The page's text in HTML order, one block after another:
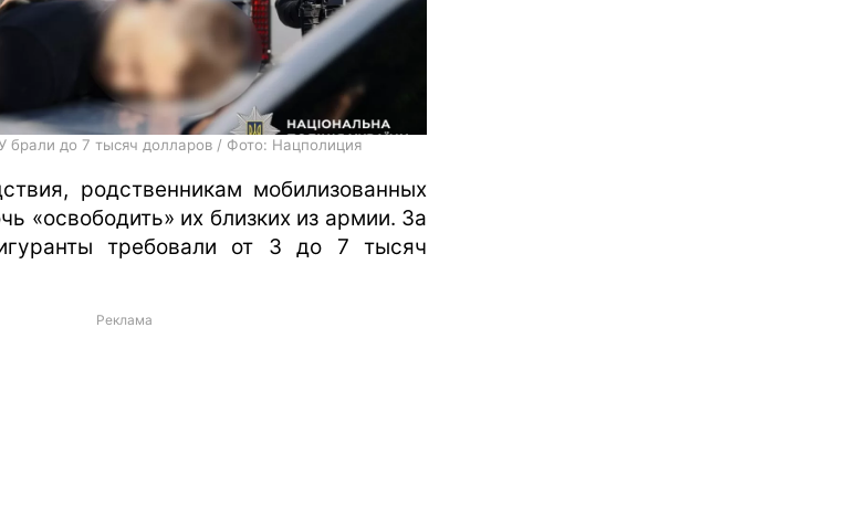
брали до 7 тысяч долларов / Фото: Нацполиция
родственникам мобилизованных
«освободить» их близких из армии. За
требовали от 3 до 7 тысяч
Реклама